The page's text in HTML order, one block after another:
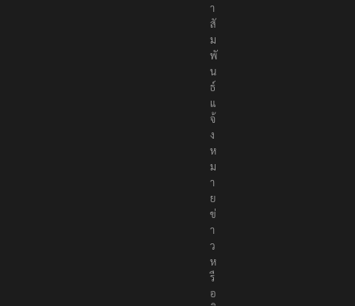
า
สั
ม
พั
น
ธ์
แ
จ้
ง
ห
ม
า
ย
ข่
า
ว
ห
รื
อ